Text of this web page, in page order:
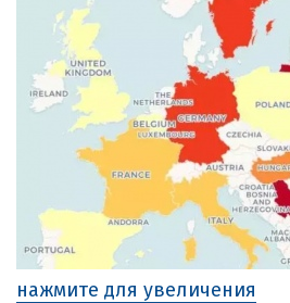
нажмите для увеличения